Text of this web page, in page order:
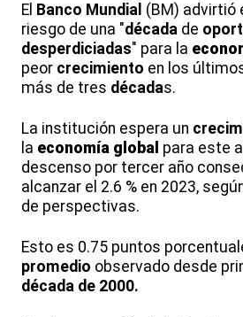
El Banco Mundial (BM) advirtió
riesgo de una "década de
desperdiciadas" para la
peor crecimiento en los
más de tres décadas.
La institución espera un
la economía global para este
descenso por tercer año
alcanzar el 2.6 % en 2023,
de perspectivas.
Esto es 0.75 puntos
promedio observado desde
década de 2000.